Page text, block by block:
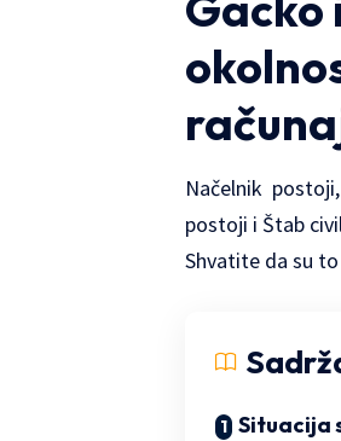
Načelnik
postoji i Štab
Shvatite da su
Situacija